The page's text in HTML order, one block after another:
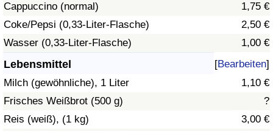
Cappuccino (normal)
1,75 €
Coke/Pepsi (0,33-Liter-Flasche)
2,50 €
Wasser (0,33-Liter-Flasche)
1,00 €
Lebensmittel [Bearbeiten]
Milch (gewöhnliche), 1 Liter
1,10 €
Frisches Weißbrot (500 g)
?
Reis (weiß), (1 kg)
3,00 €
Kriminalitäts-Index
Kriminalitätsindex nach Land
Gesundheitsversorgung
Gesundheitsversorgungs-Index (aktuell)